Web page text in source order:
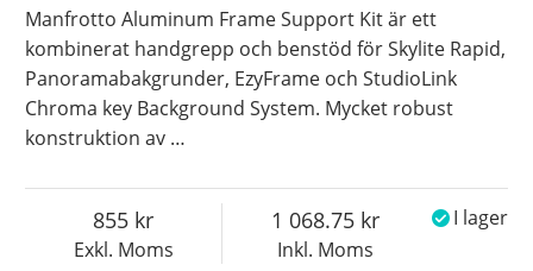
Manfrotto Aluminum Frame Support Kit är ett
kombinerat handgrepp och benstöd för Skylite Rapid,
Panoramabakgrunder, EzyFrame och StudioLink
Chroma key Background System. Mycket robust
konstruktion av …
Exkl. Moms
855
Inkl. Moms
1 068.75 I lager